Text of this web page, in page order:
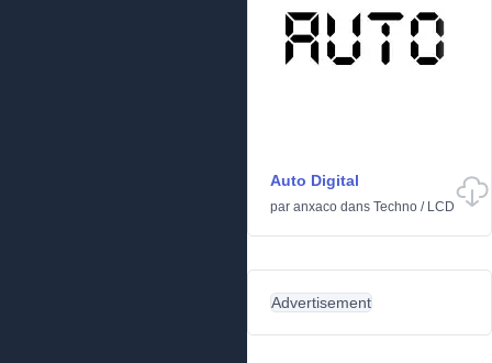
Auto Digital
par anxaco dans Techno / LCD
Advertisement